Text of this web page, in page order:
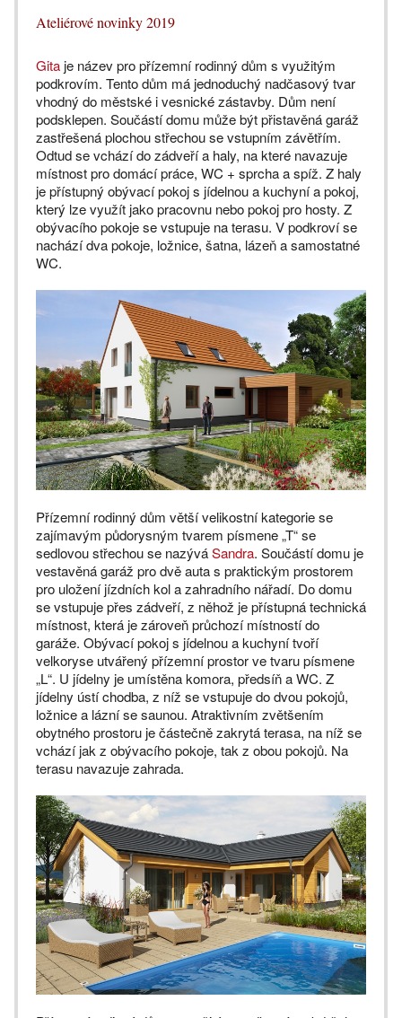
Ateliérové novinky 2019
Gita je název pro přízemní rodinný dům s využitým
podkrovím. Tento dům má jednoduchý nadčasový tvar
vhodný do městské i vesnické zástavby. Dům není
podsklepen. Součástí domu může být přistavěná garáž
zastřešená plochou střechou se vstupním závětřím.
Odtud se vchází do zádveří a haly, na které navazuje
místnost pro domácí práce, WC + sprcha a spíž. Z haly
je přístupný obývací pokoj s jídelnou a kuchyní a pokoj,
který lze využít jako pracovnu nebo pokoj pro hosty. Z
obývacího pokoje se vstupuje na terasu. V podkroví se
nachází dva pokoje, ložnice, šatna, lázeň a samostatné
WC.
Přízemní rodinný dům větší velikostní kategorie se
zajímavým půdorysným tvarem písmene „T“ se
sedlovou střechou se nazýváSandra. Součástí domu je
vestavěná garáž pro dvě auta s praktickým prostorem
pro uložení jízdních kol a zahradního nářadí. Do domu
se vstupuje přes zádveří, z něhož je přístupná technická
místnost, která je zároveň průchozí místností do
garáže. Obývací pokoj s jídelnou a kuchyní tvoří
velkoryse utvářený přízemní prostor ve tvaru písmene
„L“. U jídelny je umístěna komora, předsíň a WC. Z
jídelny ústí chodba, z níž se vstupuje do dvou pokojů,
ložnice a lázní se saunou. Atraktivním zvětšením
obytného prostoru je částečně zakrytá terasa, na níž se
vchází jak z obývacího pokoje, tak z obou pokojů. Na
terasu navazuje zahrada.